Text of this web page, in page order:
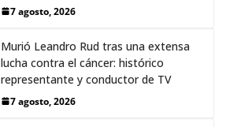
7 agosto, 2026
Murió Leandro Rud tras una extensa
lucha contra el cáncer: histórico
representante y conductor de TV
7 agosto, 2026